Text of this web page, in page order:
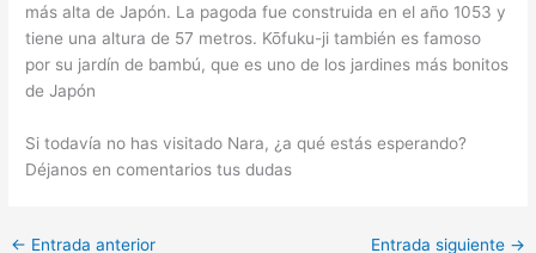
más alta de Japón. La pagoda fue construida en el año 1053 y
tiene una altura de 57 metros. Kōfuku-ji también es famoso
por su jardín de bambú, que es uno de los jardines más bonitos
de Japón
Si todavía no has visitado Nara, ¿a qué estás esperando?
Déjanos en comentarios tus dudas
← Entrada anterior Entrada siguiente →